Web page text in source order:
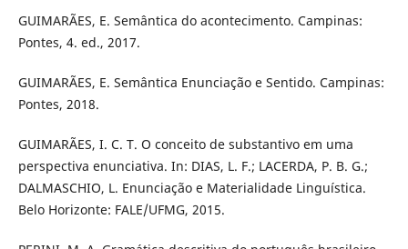
GUIMARÃES, E. Semântica do acontecimento. Campinas:
Pontes, 4. ed., 2017.
GUIMARÃES, E. Semântica Enunciação e Sentido. Campinas:
Pontes, 2018.
GUIMARÃES, I. C. T. O conceito de substantivo em uma
perspectiva enunciativa. In: DIAS, L. F.; LACERDA, P. B. G.;
DALMASCHIO, L. Enunciação e Materialidade Linguística.
Belo Horizonte: FALE/UFMG, 2015.